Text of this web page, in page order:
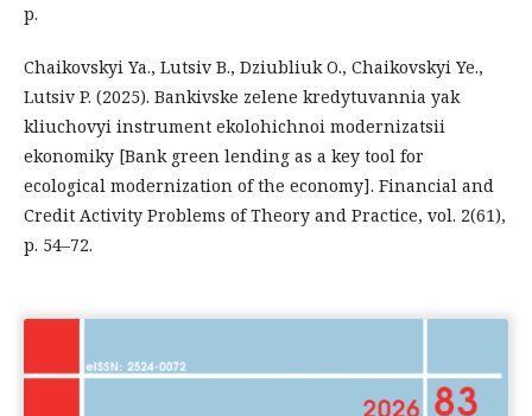
p.
Chaikovskyi Ya., Lutsiv B., Dziubliuk O., Chaikovskyi Ye.,
Lutsiv P. (2025). Bankivske zelene kredytuvannia yak
kliuchovyi instrument ekolohichnoi modernizatsii
ekonomiky [Bank green lending as a key tool for
ecological modernization of the economy]. Financial and
Credit Activity Problems of Theory and Practice, vol. 2(61),
p. 54–72.